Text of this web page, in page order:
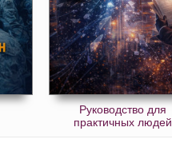
Руководство для
практичных людей